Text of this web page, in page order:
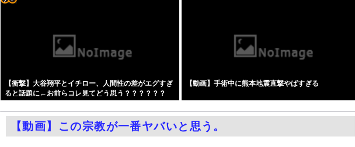
中国の農村で横暴を働く官吏一家を殺害した男、指名手配されて警察が追跡するも農民が追い...
【悲報】国民民主党代表選、玉木雄一郎氏と30歳若手の一騎打ちへ → 榛葉幹事長の不出...
ビニールハウスからシャインマスカット約200房を盗んだ無職の男逮捕 岡山
「神聖なる場所です」靖国神社、境内におけるコスプレや軍装の禁止を発表！
富裕層の｢ペット離れ｣が止まらない・・・
「撃たれても撃っちゃイカン」警視庁OBが明かす拳銃使用の葛藤…河内長野「2発で射殺」...
【悲報】テレ東の若手女子アナ「国民が勝手に我々取材陣にカメラを向けるな！」→何様のつ...
【衝撃】大谷翔平とイチロー、人間性の差がエグすぎ
ると話題に←お前らコレ見てどう思う？？？？？？
【動画】手術中に熊本地震直撃やばすぎる
自動
更新
【動画】この宗教が一番ヤバいと思う。